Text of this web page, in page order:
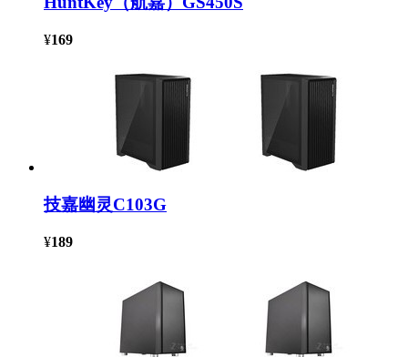
¥169
技嘉幽灵C103G
¥189